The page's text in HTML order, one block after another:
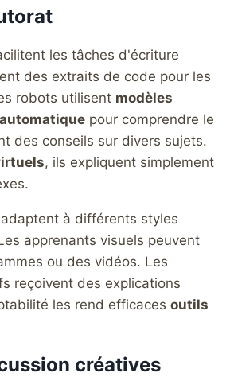
les tâches d'écriture
des extraits de code pour les
robots utilisent modèles
pour comprendre le
des conseils sur divers sujets.
, ils expliquent simplement
à différents styles
apprenants visuels peuvent
ou des vidéos. Les
reçoivent des explications
les rend efficaces outils
créatives